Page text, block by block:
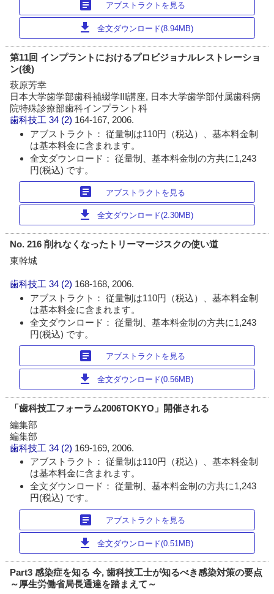
article アブストラクトを見る
download 全文ダウンロード(8.94MB)
第11回 インプラントにおけるプロビジョナルレストレーショ
ン(後)
萩原芳幸
日本大学歯学部歯科補綴学III講座, 日本大学歯学部付属歯科病
院特殊診療部歯科インプラント科
歯科技工 34 (2) 164-167, 2006.
アブストラクト： 従量制は110円（税込）、基本料金制
は基本料金に含まれます。
全文ダウンロード： 従量制、基本料金制の方共に1,243
円(税込) です。
article アブストラクトを見る
download 全文ダウンロード(2.30MB)
No. 216 削れなくなったトリーマージスクの使い道
東幹城
歯科技工 34 (2) 168-168, 2006.
アブストラクト： 従量制は110円（税込）、基本料金制
は基本料金に含まれます。
全文ダウンロード： 従量制、基本料金制の方共に1,243
円(税込) です。
article アブストラクトを見る
download 全文ダウンロード(0.56MB)
「歯科技工フォーラム2006TOKYO」開催される
編集部
編集部
歯科技工 34 (2) 169-169, 2006.
アブストラクト： 従量制は110円（税込）、基本料金制
は基本料金に含まれます。
全文ダウンロード： 従量制、基本料金制の方共に1,243
円(税込) です。
article アブストラクトを見る
download 全文ダウンロード(0.51MB)
Part3 感染症を知る 今, 歯科技工士が知るべき感染対策の要点
～厚生労働省局長通達を踏まえて～